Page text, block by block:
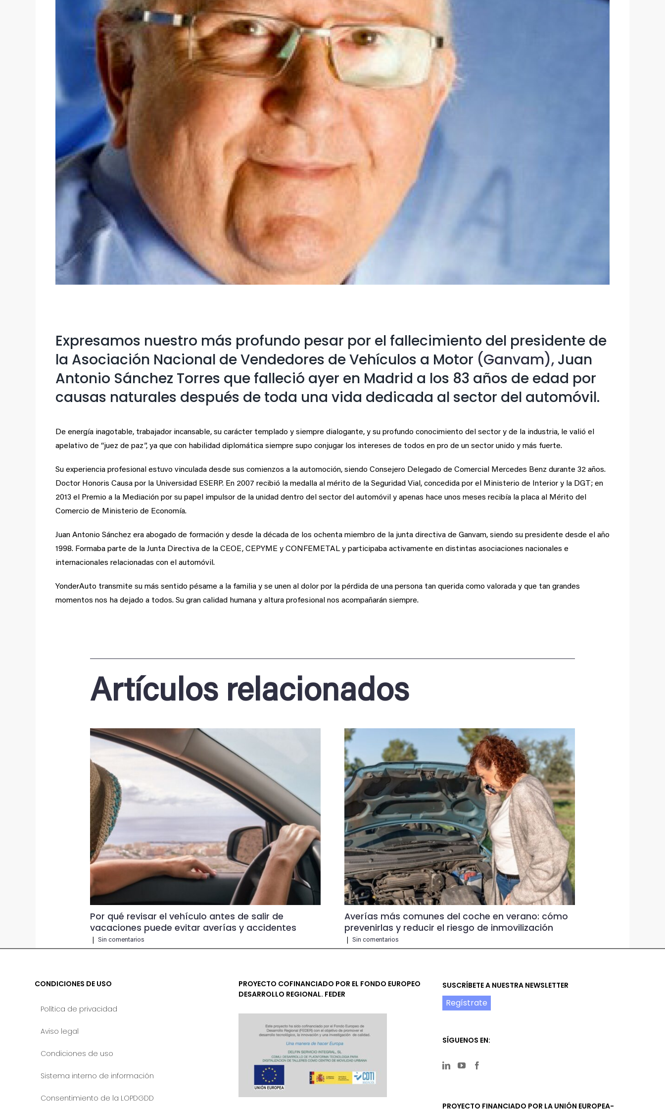
Expresamos nuestro más profundo pesar por el fallecimiento del presidente de
la Asociación Nacional de Vendedores de Vehículos a Motor (Ganvam), Juan
Antonio Sánchez Torres que falleció ayer en Madrid a los 83 años de edad por
causas naturales después de toda una vida dedicada al sector del automóvil.
De energía inagotable, trabajador incansable, su carácter templado y siempre dialogante, y su profundo conocimiento del sector y de la industria, le valió el
apelativo de “juez de paz”, ya que con habilidad diplomática siempre supo conjugar los intereses de todos en pro de un sector unido y más fuerte.
Su experiencia profesional estuvo vinculada desde sus comienzos a la automoción, siendo Consejero Delegado de Comercial Mercedes Benz durante 32 años.
Doctor Honoris Causa por la Universidad ESERP. En 2007 recibió la medalla al mérito de la Seguridad Vial, concedida por el Ministerio de Interior y la DGT; en
2013 el Premio a la Mediación por su papel impulsor de la unidad dentro del sector del automóvil y apenas hace unos meses recibía la placa al Mérito del
Comercio de Ministerio de Economía.
Juan Antonio Sánchez era abogado de formación y desde la década de los ochenta miembro de la junta directiva de Ganvam, siendo su presidente desde el año
1998. Formaba parte de la Junta Directiva de la CEOE, CEPYME y CONFEMETAL y participaba activamente en distintas asociaciones nacionales e
internacionales relacionadas con el automóvil.
YonderAuto transmite su más sentido pésame a la familia y se unen al dolor por la pérdida de una persona tan querida como valorada y que tan grandes
momentos nos ha dejado a todos. Su gran calidad humana y altura profesional nos acompañarán siempre.
Artículos relacionados
Por qué revisar el vehículo antes de salir de
vacaciones puede evitar averías y accidentes
Sin comentarios
Averías más comunes del coche en verano: cómo
prevenirlas y reducir el riesgo de inmovilización
Sin comentarios
CONDICIONES DE USO
Política de privacidad
Aviso legal
Condiciones de uso
Sistema interno de información
Consentimiento de la LOPDGDD
PROYECTO COFINANCIADO POR EL FONDO EUROPEO
DESARROLLO REGIONAL. FEDER
SUSCRÍBETE A NUESTRA NEWSLETTER
Regístrate
SÍGUENOS EN:
PROYECTO FINANCIADO POR LA UNIÓN EUROPEA-